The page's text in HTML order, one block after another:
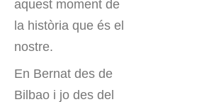
aquest moment de
la història que és el
nostre.
En Bernat des de
Bilbao i jo des del